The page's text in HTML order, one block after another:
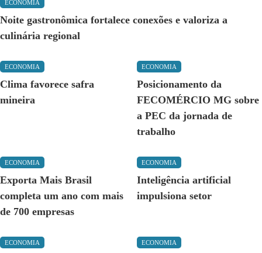
ECONOMIA
Noite gastronômica fortalece conexões e valoriza a
culinária regional
ECONOMIA
Clima favorece safra
mineira
ECONOMIA
Posicionamento da
FECOMÉRCIO MG sobre
a PEC da jornada de
trabalho
ECONOMIA
Exporta Mais Brasil
completa um ano com mais
de 700 empresas
ECONOMIA
Inteligência artificial
impulsiona setor
ECONOMIA ECONOMIA